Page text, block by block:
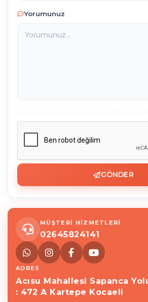
Yorumunuz
GÖNDER
MÜŞTERİ HİZMETLERİ
02645824141
ADRES
Acısu Mahallesi Sapanca
: 472 A Kartepe Kocaeli